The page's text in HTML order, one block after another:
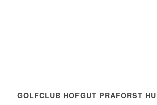
GOLFCLUB HOFGUT PRAFORST